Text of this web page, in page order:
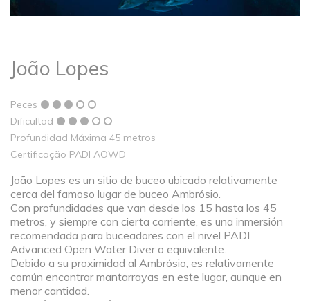
João Lopes
Peces
Dificultad
Profundidad Máxima 45 metros
Certificação PADI AOWD
João Lopes es un sitio de buceo ubicado relativamente
cerca del famoso lugar de buceo Ambrósio.
Con profundidades que van desde los 15 hasta los 45
metros, y siempre con cierta corriente, es una inmersión
recomendada para buceadores con el nivel PADI
Advanced Open Water Diver o equivalente.
Debido a su proximidad al Ambrósio, es relativamente
común encontrar mantarrayas en este lugar, aunque en
menor cantidad.